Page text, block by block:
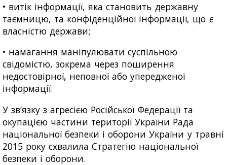
• витік інформації, яка становить державну
таємницю, та конфіденційної інформації, що є
власністю держави;
• намагання маніпулювати суспільною
свідомістю, зокрема через поширення
недостовірної, неповної або упередженої
інформації.
У зв’язку з агресією Російської Федерації та
окупацією частини території України Рада
національної безпеки і оборони України у травні
2015 року схвалила Стратегію національної
безпеки і оборони.